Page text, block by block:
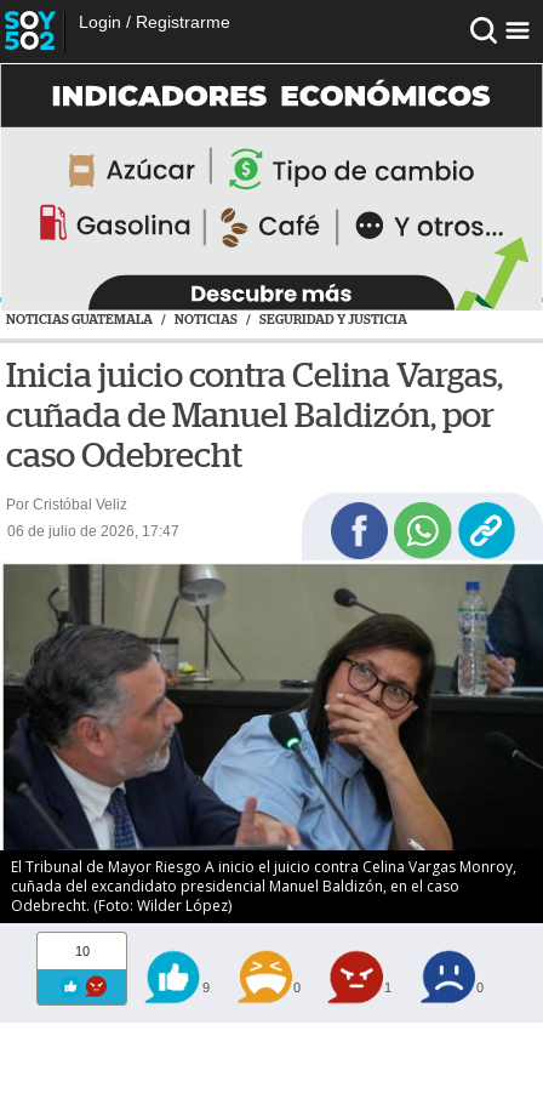
Login / Registrarme
NOTICIAS GUATEMALA / NOTICIAS / SEGURIDAD Y JUSTICIA
Inicia juicio contra Celina Vargas,
cuñada de Manuel Baldizón, por
caso Odebrecht
Por Cristóbal Veliz
06 de julio de 2026, 17:47
El Tribunal de Mayor Riesgo A inicio el juicio contra Celina Vargas Monroy,
cuñada del excandidato presidencial Manuel Baldizón, en el caso
Odebrecht. (Foto: Wilder López)
10
9 0 1 0